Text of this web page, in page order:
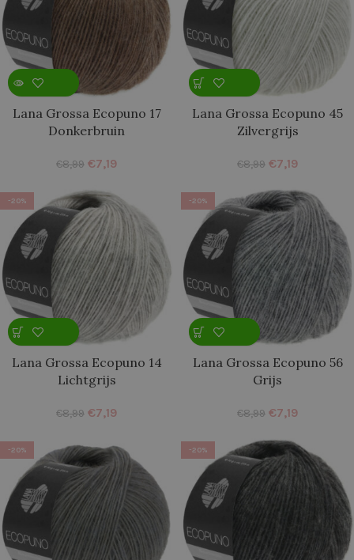
Lana Grossa Ecopuno 17
Donkerbruin
€8,99 €7,19
Lana Grossa Ecopuno 45
Zilvergrijs
€8,99 €7,19
-20%
Lana Grossa Ecopuno 14
Lichtgrijs
€8,99 €7,19
-20%
Lana Grossa Ecopuno 56
Grijs
€8,99 €7,19
-20% -20%